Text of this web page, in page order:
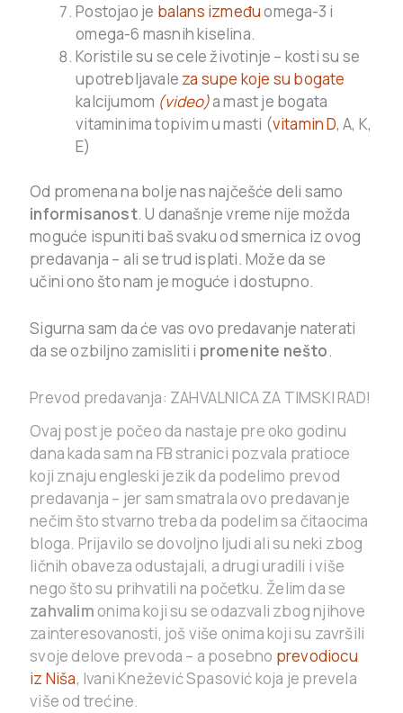
Postojao je balans izmeđuomega-3 i
omega-6 masnih kiselina.
Koristile su se cele životinje – kosti su se
upotrebljavale za supe koje su bogate
kalcijumom (video)a mast je bogata
vitaminima topivim u masti (vitamin D, A, K,
E)
Od promena na bolje nas najčešće deli samo
informisanost. U današnje vreme nije možda
moguće ispuniti baš svaku od smernica iz ovog
predavanja – ali se trud isplati. Može da se
učini ono što nam je moguće i dostupno.
Sigurna sam da će vas ovo predavanje naterati
da se ozbiljno zamisliti i promenite nešto.
Prevod predavanja: ZAHVALNICA ZA TIMSKI RAD!
Ovaj post je počeo da nastaje pre oko godinu
dana kada sam na FB stranici pozvala pratioce
koji znaju engleski jezik da podelimo prevod
predavanja – jer sam smatrala ovo predavanje
nečim što stvarno treba da podelim sa čitaocima
bloga. Prijavilo se dovoljno ljudi ali su neki zbog
ličnih obaveza odustajali, a drugi uradili i više
nego što su prihvatili na početku. Želim da se
zahvalim onima koji su se odazvali zbog njihove
zainteresovanosti, još više onima koji su završili
svoje delove prevoda – a posebno prevodiocu
iz Niša, Ivani Knežević Spasović koja je prevela
više od trećine.